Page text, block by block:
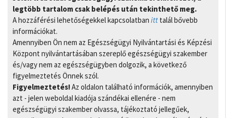
legtöbb tartalom csak belépés után tekinthető meg.
A hozzáférési lehetőségekkel kapcsolatban itt talál bővebb
információkat.
Amennyiben Ön nem az Egészségügyi Nyilvántartási és Képzési
Központ nyilvántartásában szereplő egészségügyi szakember
és/vagy nem az egészségügyben dolgozik, a következő
figyelmeztetés Önnek szól.
Figyelmeztetés!Az oldalon található információk, amennyiben
azt - jelen weboldal kiadója szándékai ellenére - nem
egészségügyi szakember olvassa, tájékoztató jellegűek,